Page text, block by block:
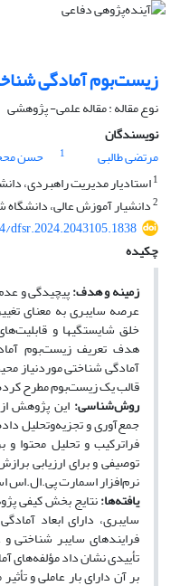
زیست‌بوم آمادگی
نوع مقاله : مقاله علمی- پژوهشی
نویسندگان
مرتضی طالبی
1 حسن
1استادیار مدیریت راهبردی،
2دانشیار آموزش عالی، دانشگاه
dfsr.2024.2043105.1838
چکیده
زمینه و هدف:پیچیدگی و
عرصه سایبری به معنای
خلق شایستگی‏ها و
هدف تعریف زیست‌بوم
آمادگی شناختی موردنیاز
قالب یک زیست‌بوم مطرح
روش‌شناسی: این پژوهش
جمع‌آوری و تجزیه‌وتحلیل
فراترکیب و تحلیل محتوا و
توصیفی و برای ارزیابی
نرم‌افزار اسمارت
یافته‌ها:نتایج بخش کیفی
سایبری، دارای ابعاد
فرایندهای سایبر شناختی
تأییدی نشان داد مؤلفه‌های
بر آن دارای بار عاملی و